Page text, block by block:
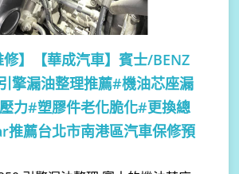
】
【華成汽車】賓士/BENZ
擎漏油整理推薦#機油芯座漏
力#塑膠件老化脆化#更換總
推薦台北市南港區汽車保修預